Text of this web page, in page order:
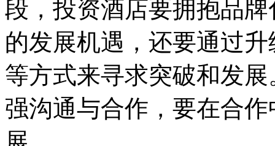
段，投资酒店要拥抱品
的发展机遇，还要通过
等方式来寻求突破和发
强沟通与合作，要在合